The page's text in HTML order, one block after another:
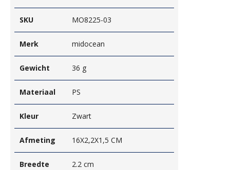
SKU MO8225-03
Merk midocean
Gewicht 36 g
Materiaal PS
Kleur Zwart
Afmeting 16X2,2X1,5 CM
Breedte 2.2 cm